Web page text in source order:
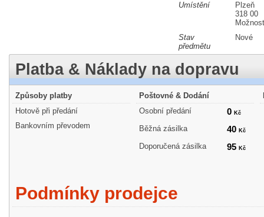
Umístění
Plzeň
318 00
Stav
předmětu
Nové
Platba & Náklady na dopravu
Způsoby platby
Hotově při předání
Bankovním převodem
Poštovné & Dodání
Osobní předání
0 Kč
Běžná zásilka 40 Kč
Doporučená zásilka 95 Kč
Podmínky prodejce